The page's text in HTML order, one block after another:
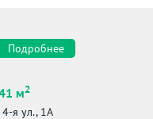
Подробнее
м2
я ул., 1А